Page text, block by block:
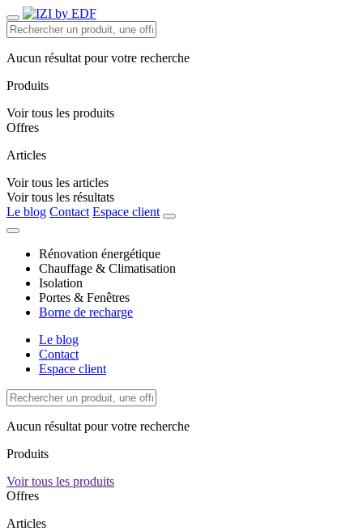
Aucun résultat pour votre recherche
Produits
Voir tous les produits
Offres
Articles
Voir tous les articles
Voir tous les résultats
Le blog Contact Espace client
Rénovation énergétique
Chauffage & Climatisation
Isolation
Portes & Fenêtres
Borne de recharge
Le blog
Contact
Espace client
Aucun résultat pour votre recherche
Produits
Voir tous les produits
Offres
Articles